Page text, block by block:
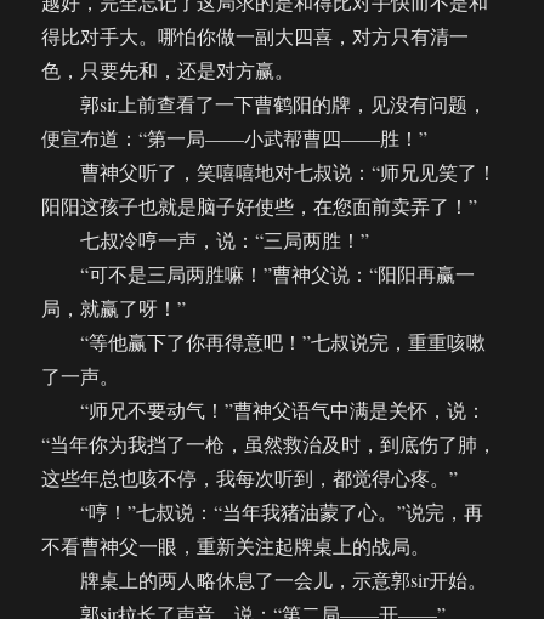
得比对手大。哪怕你做一副大四喜，对方只有清一
色，只要先和，还是对方赢。
郭sir上前查看了一下曹鹤阳的牌，见没有问题，
便宣布道：“第一局——小武帮曹四——胜！”
曹神父听了，笑嘻嘻地对七叔说：“师兄见笑了！
阳阳这孩子也就是脑子好使些，在您面前卖弄了！”
七叔冷哼一声，说：“三局两胜！”
“可不是三局两胜嘛！”曹神父说：“阳阳再赢一
局，就赢了呀！”
“等他赢下了你再得意吧！”七叔说完，重重咳嗽
了一声。
“师兄不要动气！”曹神父语气中满是关怀，说：
“当年你为我挡了一枪，虽然救治及时，到底伤了肺，
这些年总也咳不停，我每次听到，都觉得心疼。”
“哼！”七叔说：“当年我猪油蒙了心。”说完，再
不看曹神父一眼，重新关注起牌桌上的战局。
牌桌上的两人略休息了一会儿，示意郭sir开始。